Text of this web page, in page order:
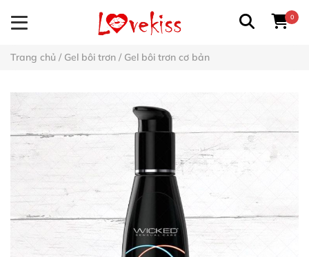
0
Trang chủ / Gel bôi trơn / Gel bôi trơn cơ bản